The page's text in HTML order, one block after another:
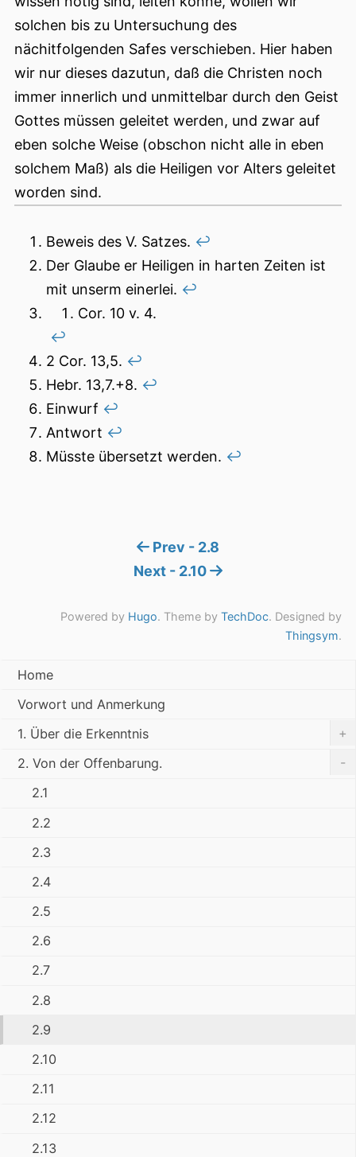
solchen bis zu Untersuchung des
nächitfolgenden Safes verschieben. Hier haben
wir nur dieses dazutun, daß die Christen noch
immer innerlich und unmittelbar durch den Geist
Gottes müssen geleitet werden, und zwar auf
eben solche Weise (obschon nicht alle in eben
solchem Maß) als die Heiligen vor Alters geleitet
worden sind.
Beweis des V. Satzes. ↩︎
Der Glaube er Heiligen in harten Zeiten ist
mit unserm einerlei. ↩︎
Cor. 10 v. 4.
↩︎
2 Cor. 13,5. ↩︎
Hebr. 13,7.+8. ↩︎
Einwurf ↩︎
Antwort ↩︎
Müsste übersetzt werden. ↩︎
Prev - 2.8
Next - 2.10
Powered by Hugo. Theme by TechDoc. Designed by
Thingsym.
Home
Vorwort und Anmerkung
1. Über die Erkenntnis
+
2. Von der Offenbarung.
-
2.1
2.2
2.3
2.4
2.5
2.6
2.7
2.8
2.9
2.10
2.11
2.12
2.13